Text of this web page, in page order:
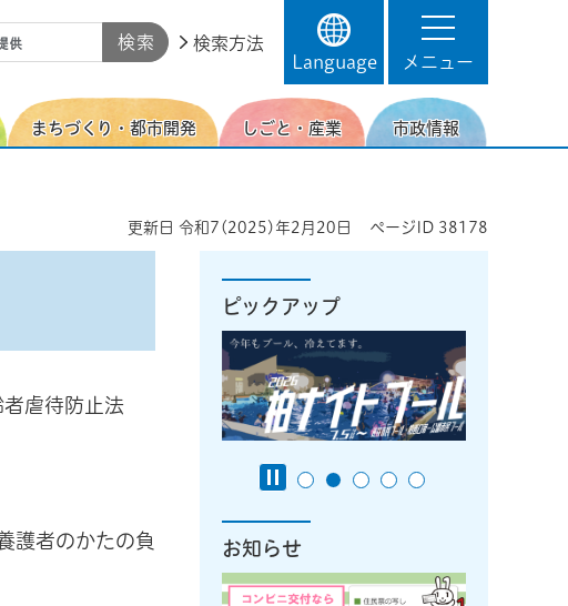
検索方法
Language
メニュー
まちづくり・都市開発 しごと・産業 市政情報
更新日 令和7(2025)年2月20日 ページID 38178
虐待防止法
護者のかたの負
ピックアップ
お知らせ